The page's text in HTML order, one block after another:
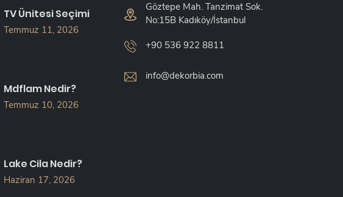
TV Ünitesi Seçimi
Temmuz 11, 2026
Mdflam Nedir?
Temmuz 10, 2026
Lake Cila Nedir?
Haziran 17, 2026
Göztepe Mah. Tanzimat Sok.
No:15B Kadıköy/İstanbul
+90 536 922 8811
info@dekorbia.com